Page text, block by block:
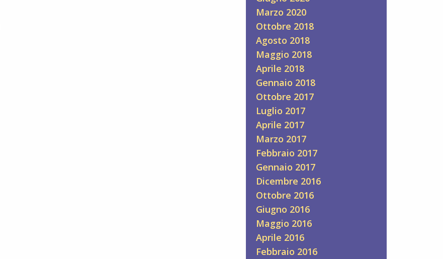
Marzo 2020
Ottobre 2018
Agosto 2018
Maggio 2018
Aprile 2018
Gennaio 2018
Ottobre 2017
Luglio 2017
Aprile 2017
Marzo 2017
Febbraio 2017
Gennaio 2017
Dicembre 2016
Ottobre 2016
Giugno 2016
Maggio 2016
Aprile 2016
Febbraio 2016